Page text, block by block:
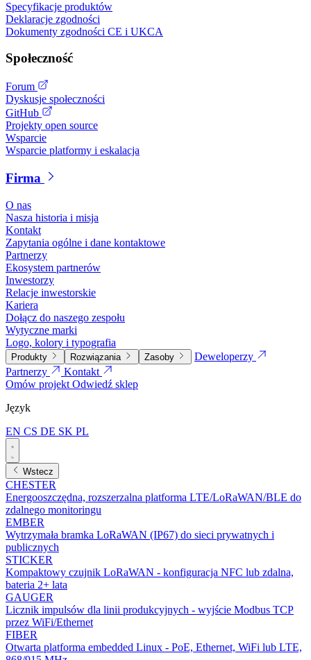
Specyfikacje produktów
Deklaracje zgodności
Dokumenty zgodności CE i UKCA
Społeczność
Forum
Dyskusje społeczności
GitHub
Projekty open source
Wsparcie
Wsparcie platformy i eskalacja
Firma
O nas
Nasza historia i misja
Kontakt
Zapytania ogólne i dane kontaktowe
Partnerzy
Ekosystem partnerów
Inwestorzy
Relacje inwestorskie
Kariera
Dołącz do naszego zespołu
Wytyczne marki
Logo, kolory i typografia
Produkty Rozwiązania Zasoby
Deweloperzy
Partnerzy
Kontakt
Omów projektOdwiedź sklep
Język
EN CS DE SK PL
Wstecz
CHESTER
Energooszczędna, rozszerzalna platforma LTE/LoRaWAN/BLE do
zdalnego monitoringu
EMBER
Wytrzymała bramka LoRaWAN (IP67) do sieci prywatnych i
publicznych
STICKER
Kompaktowy czujnik LoRaWAN - konfiguracja NFC lub zdalna,
bateria 2+ lata
GAUGER
Licznik impulsów dla linii produkcyjnych - wyjście Modbus TCP
przez WiFi/Ethernet
FIBER
Otwarta platforma embedded Linux - PoE, Ethernet, WiFi lub LTE,